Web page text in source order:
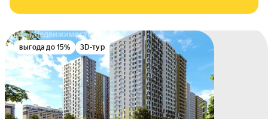
выгода до 15% 3D-тур